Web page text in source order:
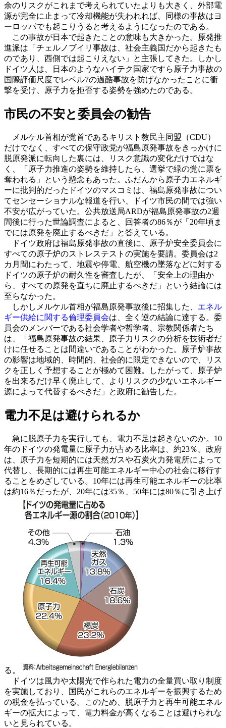
余のリスクがこれまで考えられていたよりも大きく、外部電
源が完全に止まって冷却機能が失われれば、同様の事故はヨ
ーロッパでも起こりうると考えるようになったのである。
この事故が日本で起きたことの意味も大きかった。原発推
進派は「チェルノブイリ事故は、社会主義国だから起きたも
のであり、西側では起こりえない」と主張してきた。しかし
ドイツ人は、日本のようなハイテク国家ですら原子力事故の
国際評価尺度でレベル7の過酷事故を防げなかったことに衝
撃を受け、原子力を拒否する姿勢を強めたのである。
市民の不安と委員会の勧告
メルケル首相が党首であるキリスト教民主同盟（CDU）
だけでなく、すべての保守政党が福島原発事故をきっかけに
脱原発派に転向した裏には、リスク意識の変化だけではな
く、「原子力推進の姿勢を維持したら、選挙で緑の党に票を
奪われる」という懸念もあった。ふだんから原子力エネルギ
ーに批判的だったドイツのマスコミは、福島原発事故につい
てセンセーショナルな報道を行い、ドイツ市民の間では強い
不安が広がっていた。公共放送局ARDが福島原発事故の2週
間後に行った世論調査によると、回答者の86％が「20年頃ま
でには原発を廃止するべきだ」と答えている。
ドイツ政府は福島原発事故の直後に、原子炉安全委員会に
すべての原子炉のストレステストの実施を要請。委員会は2
カ月間にわたって、地震や停電、航空機の墜落などに対する
ドイツの原子炉の耐久性を審査したが、「安全上の理由か
ら、すべての原発を直ちに廃止するべきだ」という結論には
至らなかった。
しかしメルケル首相が福島原発事故後に招集した、 エネル
ギー供給に関する倫理委員会は、全く逆の結論に達する。委
員会のメンバーである社会学者や哲学者、宗教関係者たち
は、「福島原発事故の結果、原子力リスクの分析を技術者だ
けに任せることは間違いであることがわかった。原子炉事故
の影響は地域的、時間的、社会的に限定できないので、リス
クを正しく予想することが極めて困難。したがって、原子炉
を出来るだけ早く廃止して、よりリスクの少ないエネルギー
源によって代替するべきだ」と政府に勧告した。
電力不足は避けられるか
急に脱原子力を実行しても、電力不足は起きないのか。10
年のドイツの発電量に原子力が占める比率は、約23％。政府
は、原子力を短期的には天然ガスや石炭火力発電所によって
代替し、長期的には再生可能エネルギー中心の社会に移行す
ることをめざしている。10年には再生可能エネルギーの比率
は約16％だったが、20年には35％、50年には80％に引き上げ
る。
ドイツは風力や太陽光で作られた電力の全量買い取り制度
を実施しており、国民がこれらのエネルギーを振興するため
の税金を払っている。このため、脱原子力と再生可能エネル
ギーの拡大によって、電力料金が高くなることは避けられな
いと見られている。